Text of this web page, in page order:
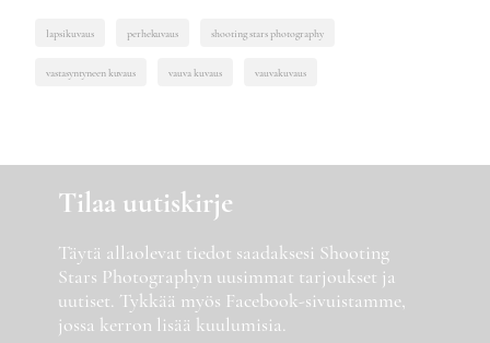
a
lapsikuvaus perhekuvaus shooting stars photography
vastasyntyneen kuvaus vauva kuvaus vauvakuvaus
Tilaa uutiskirje
Täytä allaolevat tiedot saadaksesi Shooting
Stars Photographyn uusimmat tarjoukset ja
uutiset. Tykkää myös Facebook-sivuistamme,
jossa kerron lisää kuulumisia.